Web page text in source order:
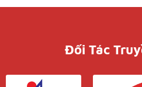
Đối Tác